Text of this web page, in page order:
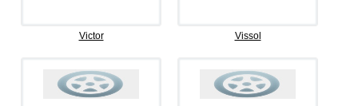
Victor Vissol